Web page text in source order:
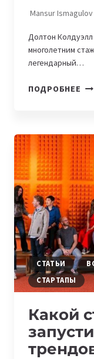
Mansur Ismagulov
Долтон
многолетним
легендарный…
ПОДРОБНЕЕ
ДЛЯ
СТАТЬИ
СТАРТАПЫ
Какой